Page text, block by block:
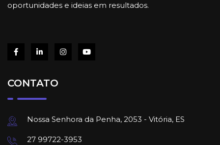
oportunidades e ideias em resultados.
CONTATO
Nossa Senhora da Penha, 2053 - Vitória, ES
27 99722-3953